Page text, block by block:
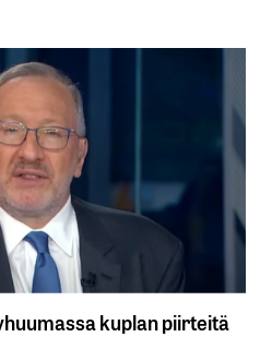
kuplan piirteitä